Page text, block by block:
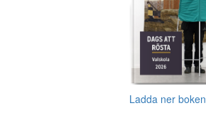
Ladda ner boken